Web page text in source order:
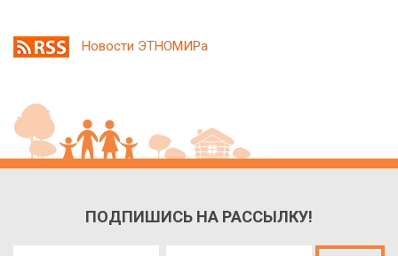
Новости ЭТНОМИРа
ПОДПИШИСЬ НА РАССЫЛКУ!